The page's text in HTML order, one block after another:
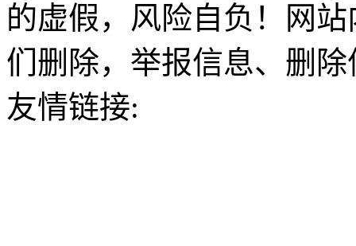
的虚假，风险自负！网
们删除，举报信息、删
友情链接: